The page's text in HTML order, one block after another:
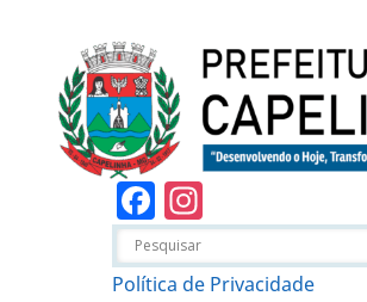
Facebook
Política de Privacidade